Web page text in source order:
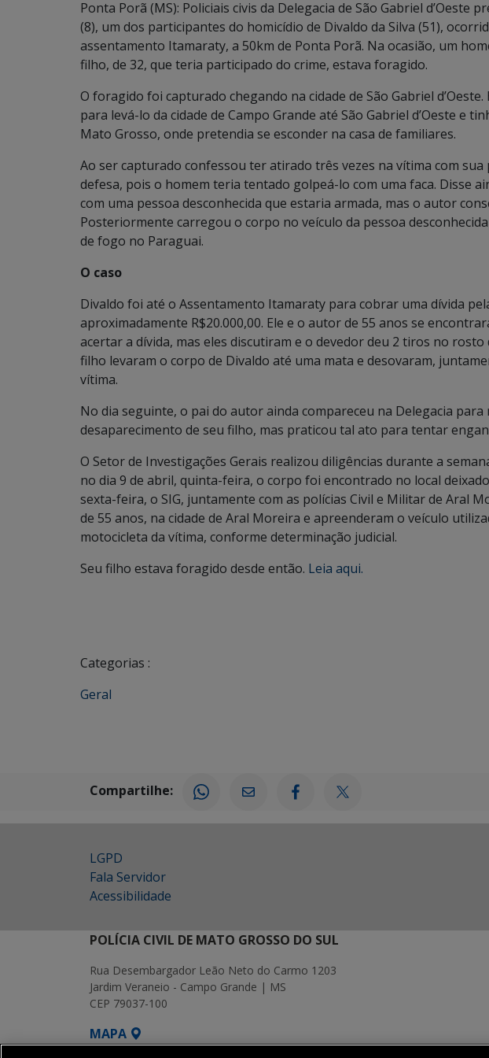
Ponta Porã (MS): Policiais civis da Delegacia de São Gabriel d’Oeste
(8), um dos participantes do homicídio de Divaldo da Silva (51),
assentamento Itamaraty, a 50km de Ponta Porã. Na ocasião, um
filho, de 32, que teria participado do crime, estava foragido.
O foragido foi capturado chegando na cidade de São Gabriel
para levá-lo da cidade de Campo Grande até São Gabriel d’Oeste e
Mato Grosso, onde pretendia se esconder na casa de familiares.
Ao ser capturado confessou ter atirado três vezes na vítima com
defesa, pois o homem teria tentado golpeá-lo com uma faca. Disse
com uma pessoa desconhecida que estaria armada, mas o autor
Posteriormente carregou o corpo no veículo da pessoa
de fogo no Paraguai.
O caso
Divaldo foi até o Assentamento Itamaraty para cobrar uma dívida
aproximadamente R$20.000,00. Ele e o autor de 55 anos se
acertar a dívida, mas eles discutiram e o devedor deu 2 tiros no rosto
filho levaram o corpo de Divaldo até uma mata e desovaram,
vítima.
No dia seguinte, o pai do autor ainda compareceu na Delegacia
desaparecimento de seu filho, mas praticou tal ato para tentar
O Setor de Investigações Gerais realizou diligências durante a
no dia 9 de abril, quinta-feira, o corpo foi encontrado no local
sexta-feira, o SIG, juntamente com as polícias Civil e Militar de Aral
de 55 anos, na cidade de Aral Moreira e apreenderam o veículo
motocicleta da vítima, conforme determinação judicial.
Seu filho estava foragido desde então. Leia aqui.
Categorias :
Geral
Compartilhe:
LGPD
Fala Servidor
Acessibilidade
POLÍCIA CIVIL DE MATO GROSSO DO SUL
Rua Desembargador Leão Neto do Carmo 1203
Jardim Veraneio - Campo Grande | MS
CEP 79037-100
MAPA